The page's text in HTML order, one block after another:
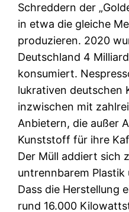
Schreddern der
in etwa die gleiche
produzieren. 2020
Deutschland 4
konsumiert.
lukrativen deutschen
inzwischen mit
Anbietern, die außer
Kunststoff für ihre
Der Müll addiert sich
untrennbarem Plastik
Dass die Herstellung
rund 16.000